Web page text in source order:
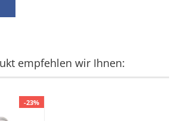
empfehlen wir Ihnen:
-23%